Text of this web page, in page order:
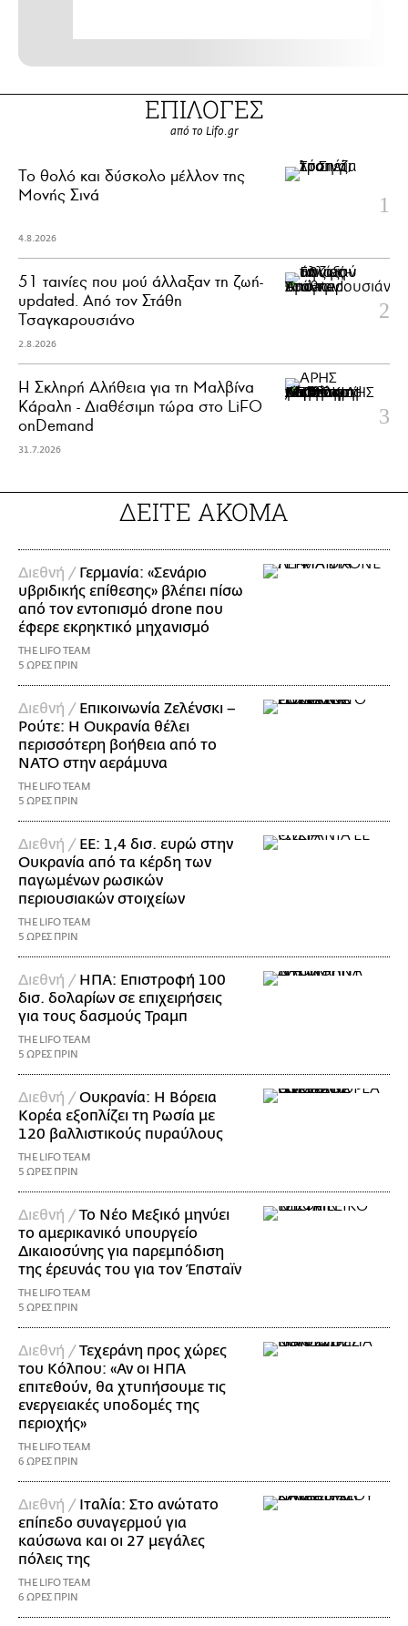
ΕΠΙΛΟΓΕΣ
από το Lifo.gr
Το θολό και δύσκολο μέλλον της
Μονής Σινά
4.8.2026
51 ταινίες που μού άλλαξαν τη ζωή-
updated. Aπό τον Στάθη
Τσαγκαρουσιάνο
2.8.2026
Η Σκληρή Αλήθεια για τη Μαλβίνα
Κάραλη - Διαθέσιμη τώρα στo LiFO
onDemand
31.7.2026
ΔΕΙΤΕ ΑΚΟΜΑ
Διεθνή / Γερμανία: «Σενάριο
υβριδικής επίθεσης» βλέπει πίσω
από τον εντοπισμό drone που
έφερε εκρηκτικό μηχανισμό
THE LIFO TEAM
5 ΩΡΕΣ ΠΡΙΝ
Διεθνή / Επικοινωνία Ζελένσκι –
Ρούτε: Η Ουκρανία θέλει
περισσότερη βοήθεια από το
ΝΑΤΟ στην αεράμυνα
THE LIFO TEAM
5 ΩΡΕΣ ΠΡΙΝ
Διεθνή / ΕΕ: 1,4 δισ. ευρώ στην
Ουκρανία από τα κέρδη των
παγωμένων ρωσικών
περιουσιακών στοιχείων
THE LIFO TEAM
5 ΩΡΕΣ ΠΡΙΝ
Διεθνή / ΗΠΑ: Επιστροφή 100
δισ. δολαρίων σε επιχειρήσεις
για τους δασμούς Τραμπ
THE LIFO TEAM
5 ΩΡΕΣ ΠΡΙΝ
Διεθνή /Ουκρανία: Η Βόρεια
Κορέα εξοπλίζει τη Ρωσία με
120 βαλλιστικούς πυραύλους
THE LIFO TEAM
5 ΩΡΕΣ ΠΡΙΝ
Διεθνή /Το Νέο Μεξικό μηνύει
το αμερικανικό υπουργείο
Δικαιοσύνης για παρεμπόδιση
της έρευνάς του για τον Έπσταϊν
THE LIFO TEAM
5 ΩΡΕΣ ΠΡΙΝ
Διεθνή /Τεχεράνη προς χώρες
του Κόλπου: «Αν οι ΗΠΑ
επιτεθούν, θα χτυπήσουμε τις
ενεργειακές υποδομές της
περιοχής»
THE LIFO TEAM
6 ΩΡΕΣ ΠΡΙΝ
Διεθνή / Ιταλία: Στο ανώτατο
επίπεδο συναγερμού για
καύσωνα και οι 27 μεγάλες
πόλεις της
THE LIFO TEAM
6 ΩΡΕΣ ΠΡΙΝ